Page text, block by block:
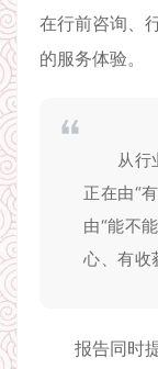
在行前咨询、
的服务体验。
从行业
正在由“
由“能不
心、有收
报告同时提